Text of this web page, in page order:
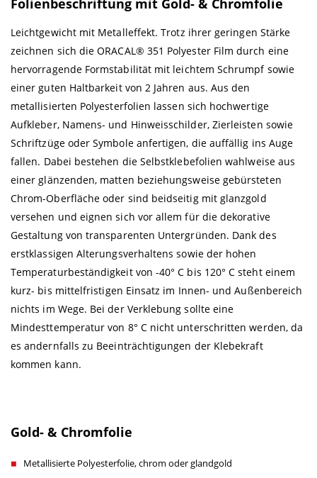
Folienbeschriftung mit Gold- & Chromfolie
Leichtgewicht mit Metalleffekt. Trotz ihrer geringen Stärke
zeichnen sich die ORACAL® 351 Polyester Film durch eine
hervorragende Formstabilität mit leichtem Schrumpf sowie
einer guten Haltbarkeit von 2 Jahren aus. Aus den
metallisierten Polyesterfolien lassen sich hochwertige
Aufkleber, Namens- und Hinweisschilder, Zierleisten sowie
Schriftzüge oder Symbole anfertigen, die auffällig ins Auge
fallen. Dabei bestehen die Selbstklebefolien wahlweise aus
einer glänzenden, matten beziehungsweise gebürsteten
Chrom-Oberfläche oder sind beidseitig mit glanzgold
versehen und eignen sich vor allem für die dekorative
Gestaltung von transparenten Untergründen. Dank des
erstklassigen Alterungsverhaltens sowie der hohen
Temperaturbeständigkeit von -40° C bis 120° C steht einem
kurz- bis mittelfristigen Einsatz im Innen- und Außenbereich
nichts im Wege. Bei der Verklebung sollte eine
Mindesttemperatur von 8° C nicht unterschritten werden, da
es andernfalls zu Beeinträchtigungen der Klebekraft
kommen kann.
Gold- & Chromfolie
Metallisierte Polyesterfolie, chrom oder glandgold